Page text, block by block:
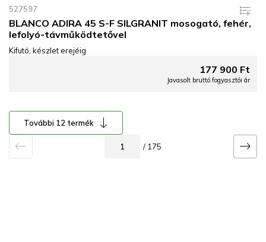
527597
BLANCO ADIRA 45 S-F SILGRANIT mosogató, fehér,
lefolyó-távműködtetővel
Kifutó, készlet erejéig
177 900 Ft
Javasolt bruttó fogyasztói ár
További 12 termék
/ 175